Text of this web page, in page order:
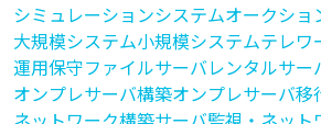
シミュレーションシステムオークショ
大規模システム小規模システムテレワ
運用保守ファイルサーバレンタルサー
オンプレサーバ構築オンプレサーバ移